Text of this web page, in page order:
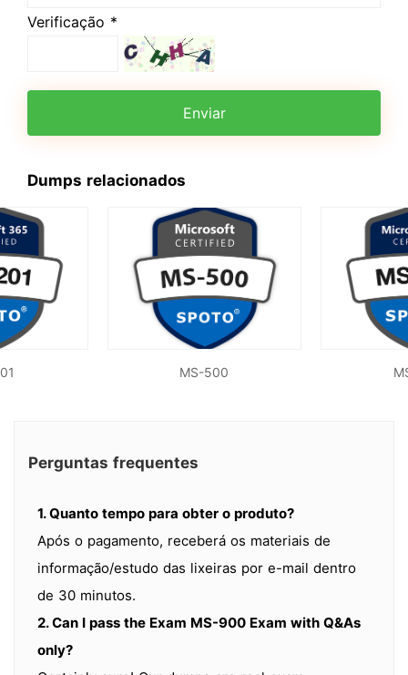
Verificação *
Enviar
Dumps relacionados
MS-500
Perguntas frequentes
1. Quanto tempo para obter o produto?
Após o pagamento, receberá os materiais de
informação/estudo das lixeiras por e-mail dentro
de 30 minutos.
2. Can I pass the Exam MS-900 Exam with Q&As
only?